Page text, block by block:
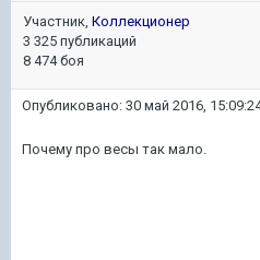
Участник, Коллекционер
3 325 публикаций
8 474 боя
Опубликовано: 30 май 2016,
Почему про весы так мало.